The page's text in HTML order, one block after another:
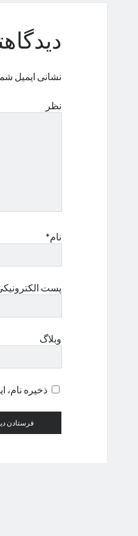
نشانی ایمیل
نظر
نام*
پست
وبلاگ
ذخیره نام،